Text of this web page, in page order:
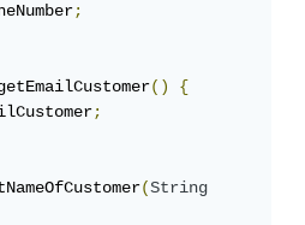
;
()
{
;
(String